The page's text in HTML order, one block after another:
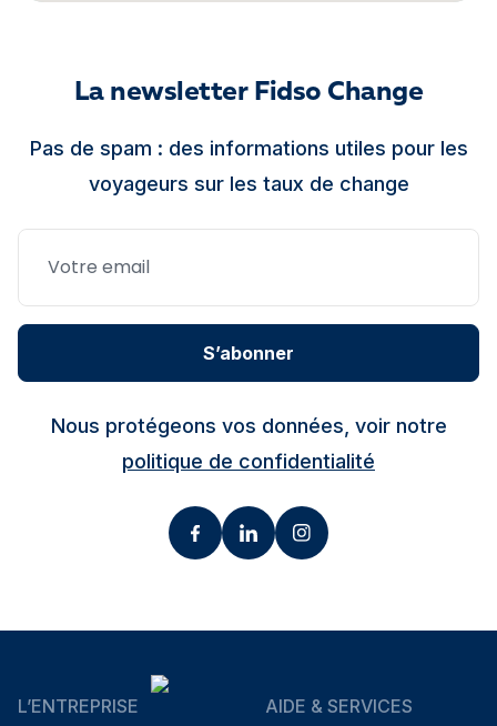
La newsletter Fidso Change
Pas de spam : des informations utiles pour les
voyageurs sur les taux de change
S’abonner
Nous protégeons vos données, voir notre
politique de confidentialité
L’ENTREPRISE AIDE & SERVICES